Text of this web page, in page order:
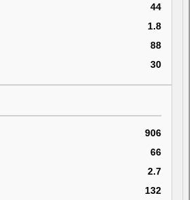
44
1.8
88
30
906
66
2.7
132